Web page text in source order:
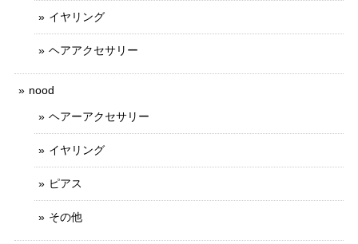
イヤリング
ヘアアクセサリー
nood
ヘアーアクセサリー
イヤリング
ピアス
その他